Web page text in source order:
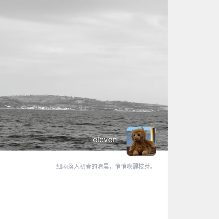
eleven
细雨落入初春的清晨，悄悄唤醒枝芽。